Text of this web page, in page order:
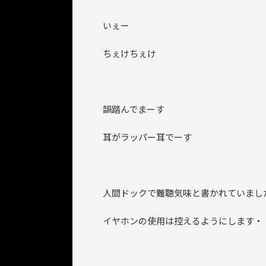
いぇー
ちぇけちぇけ
韻踏んでまーす
耳がラッパー耳でーす
人間ドックで難聴気味と書かれていまし
イヤホンの使用は控えるようにします・